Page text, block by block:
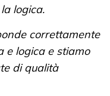
logica.
correttamente
e logica e stiamo
di qualità